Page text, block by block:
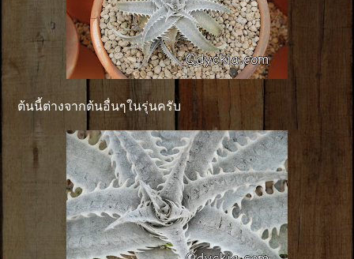
ต้นนี้ต่างจากต้นอื่นๆในรุ่นครับ